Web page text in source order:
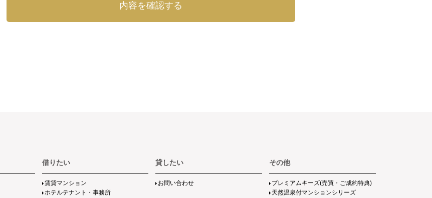
借りたい
賃貸マンション
ホテルテナント・事務所
貸したい
お問い合わせ
その他
プレミアムキーズ(売買・ご成約特典)
天然温泉付マンションシリーズ